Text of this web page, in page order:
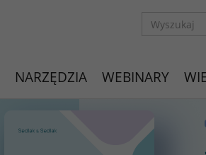
NARZĘDZIA WEBINARY